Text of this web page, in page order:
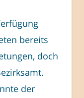
bereits
doch
der